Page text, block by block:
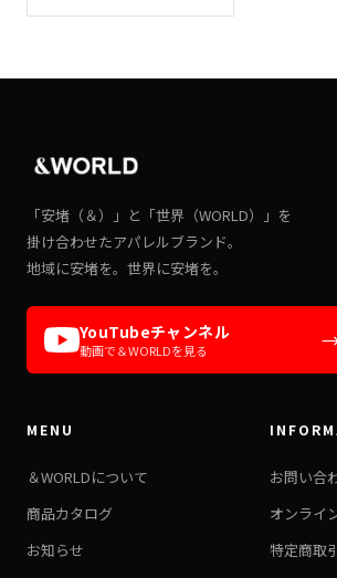
「安堵（＆）」と「世界（WORLD）」を
掛け合わせたアパレルブランド。
地域に安堵を。世界に安堵を。
YouTubeチャンネル
動画で＆WORLDを見る
MENU
＆WORLDについて
商品カタログ
お知らせ
お問い合
オンライ
特定商取